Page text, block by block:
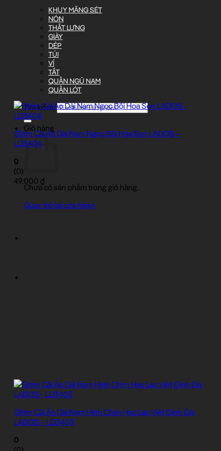
KHUY MĂNG SÉT
NÓN
THẮT LƯNG
GIÀY
DÉP
TÚI
VÍ
TẤT
QUẦN NGỦ NAM
QUẦN LÓT
Tìm kiếm:
Giỏ hàng
Chưa có sản phẩm trong giỏ hàng.
Quay trở lại cửa hàng
Ghim Cài Áo Dài Nam Ngọc Bội Hoa Sen LADOS –
LD3404
0
(0)
49.000 ₫
Ghim Cài Áo Dài Nam Hình Chim Hạc Lạc Việt Đính Đá
LADOS – LD3403
0